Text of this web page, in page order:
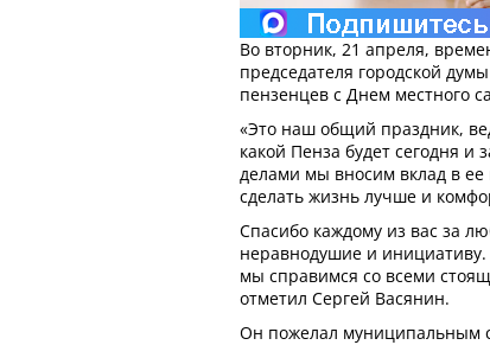
Во вторник, 21 апреля,
председателя городской
пензенцев с Днем местного
«Это наш общий праздник,
какой Пенза будет сегодня
делами мы вносим вклад в
сделать жизнь лучше и
Спасибо каждому из вас за
неравнодушие и
мы справимся со всеми
отметил Сергей Васянин.
Он пожелал муниципальным